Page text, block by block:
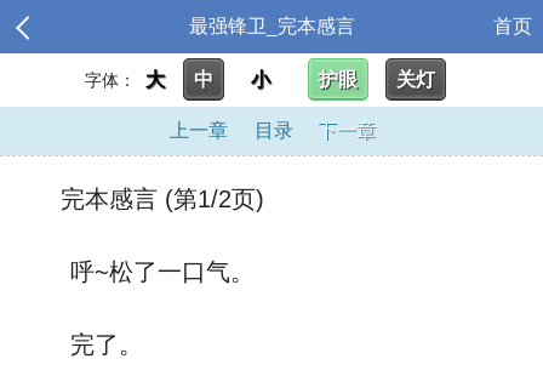
最强锋卫_完本感言 首页
字体： 大 中 小 护眼 关灯
上一章 目录 下一章
完本感言 (第1/2页)
呼~松了一口气。
完了。